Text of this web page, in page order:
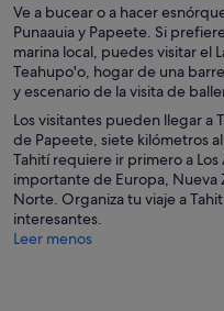
Ve a bucear o a hacer
Punaauia y Papeete. Si
marina local, puedes visitar el
Teahupo'o, hogar de una
y escenario de la visita de
Los visitantes pueden llegar a
de Papeete, siete kilómetros
Tahití requiere ir primero a
importante de Europa, Nueva
Norte. Organiza tu viaje a
interesantes.
Leer menos